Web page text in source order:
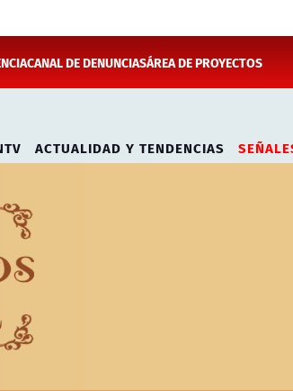
CANAL DE DENUNCIASÁREA DE PROYECTOS
ACTUALIDAD Y TENDENCIAS